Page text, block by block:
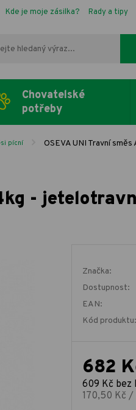
Kde je moje zásilka? Rady a tipy
Chovatelské
potřeby
pícní OSEVA UNI Travní
-
Značka:
Dostupnost:
EAN:
Kód produktu:
682
609 Kč bez
170,50 Kč /